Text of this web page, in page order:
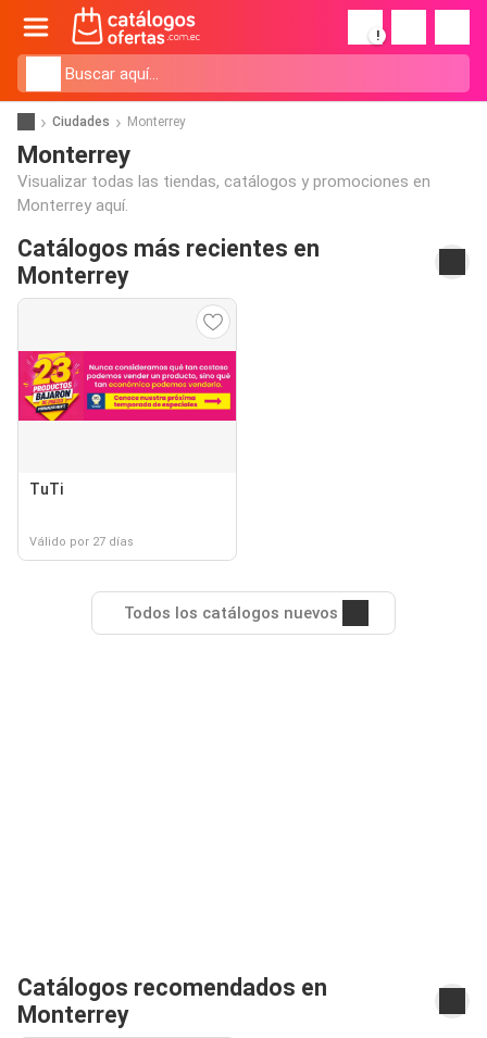
!
Ciudades Monterrey
Monterrey
Visualizar todas las tiendas, catálogos y promociones en
Monterrey aquí.
Catálogos más recientes en
Monterrey
TuTi
Válido por 27 días
Todos los catálogos nuevos
Catálogos recomendados en
Monterrey